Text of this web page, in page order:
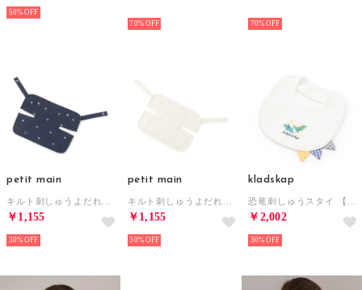
50%
70% 70%
petit main
￥1,155
30%
petit main
￥1,155
30%
kladskap
￥2,002
30%